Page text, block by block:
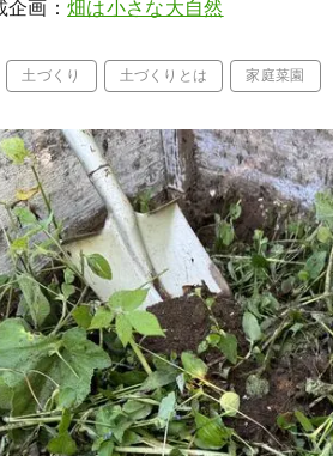
企画：畑は小さな大自然
土づくり 土づくりとは 家庭菜園